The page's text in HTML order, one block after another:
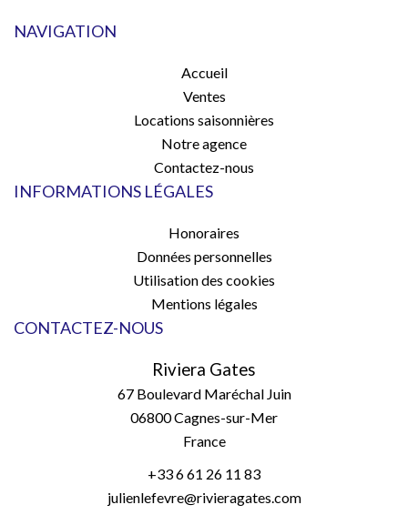
NAVIGATION
Accueil
Ventes
Locations saisonnières
Notre agence
Contactez-nous
INFORMATIONS LÉGALES
Honoraires
Données personnelles
Utilisation des cookies
Mentions légales
CONTACTEZ-NOUS
Riviera Gates
67 Boulevard Maréchal Juin
06800Cagnes-sur-Mer
France
+33 6 61 26 11 83
julienlefevre@rivieragates.com